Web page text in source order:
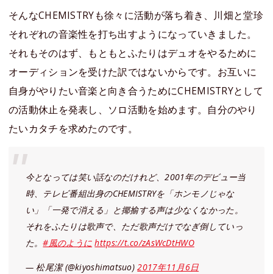
そんなCHEMISTRYも徐々に活動が落ち着き、川畑と堂珍
それぞれの音楽性を打ち出すようになっていきました。
それもそのはず、もともとふたりはデュオをやるために
オーディションを受けた訳ではないからです。お互いに
自身がやりたい音楽と向き合うためにCHEMISTRYとして
の活動休止を発表し、ソロ活動を始めます。自分のやり
たいカタチを求めたのです。
今となっては笑い話なのだけれど、2001年のデビュー当
時、テレビ番組出身のCHEMISTRYを「ホンモノじゃな
い」「一発で消える」と揶揄する声は少なくなかった。
それをふたりは歌声で、ただ歌声だけでなぎ倒していっ
た。#風のように https://t.co/zAsWcDtHWO
— 松尾潔 (@kiyoshimatsuo)2017年11月6日